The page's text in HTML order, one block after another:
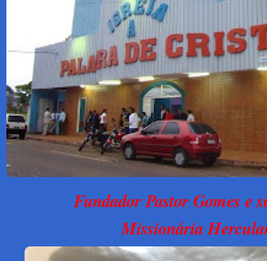
Fundador Pastor Gomes e
Missionária